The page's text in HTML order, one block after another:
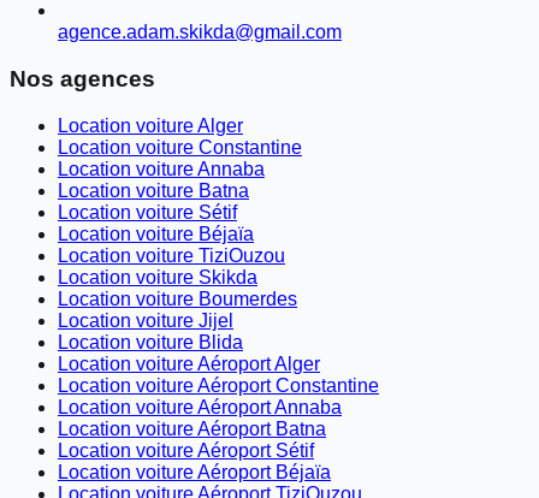
agence.adam.skikda@gmail.com
Nos agences
Location voiture Alger
Location voiture Constantine
Location voiture Annaba
Location voiture Batna
Location voiture Sétif
Location voiture Béjaïa
Location voiture TiziOuzou
Location voiture Skikda
Location voiture Boumerdes
Location voiture Jijel
Location voiture Blida
Location voiture Aéroport Alger
Location voiture Aéroport Constantine
Location voiture Aéroport Annaba
Location voiture Aéroport Batna
Location voiture Aéroport Sétif
Location voiture Aéroport Béjaïa
Location voiture Aéroport TiziOuzou